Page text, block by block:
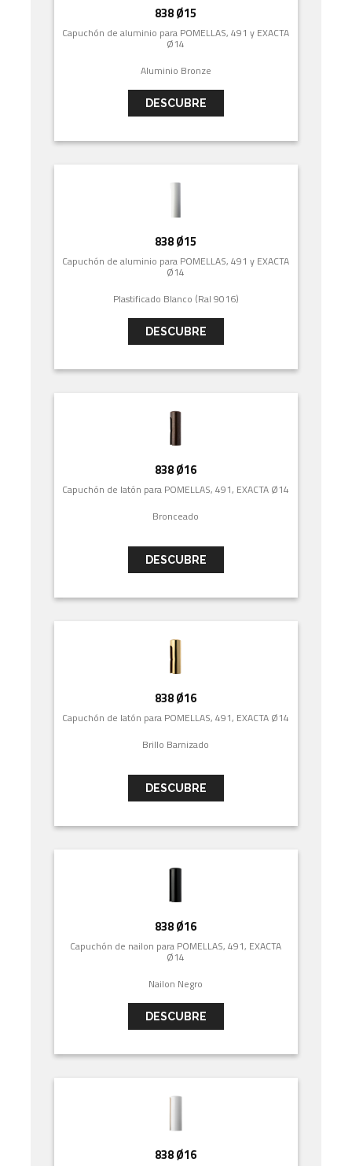
838 Ø15
Capuchón de aluminio para POMELLAS, 491 y EXACTA
Ø14
Aluminio Bronze
DESCUBRE
838 Ø15
Capuchón de aluminio para POMELLAS, 491 y EXACTA
Ø14
Plastificado Blanco (Ral 9016)
DESCUBRE
838 Ø16
Capuchón de latón para POMELLAS, 491, EXACTA Ø14
Bronceado
DESCUBRE
838 Ø16
Capuchón de latón para POMELLAS, 491, EXACTA Ø14
Brillo Barnizado
DESCUBRE
838 Ø16
Capuchón de nailon para POMELLAS, 491, EXACTA
Ø14
Nailon Negro
DESCUBRE
838 Ø16